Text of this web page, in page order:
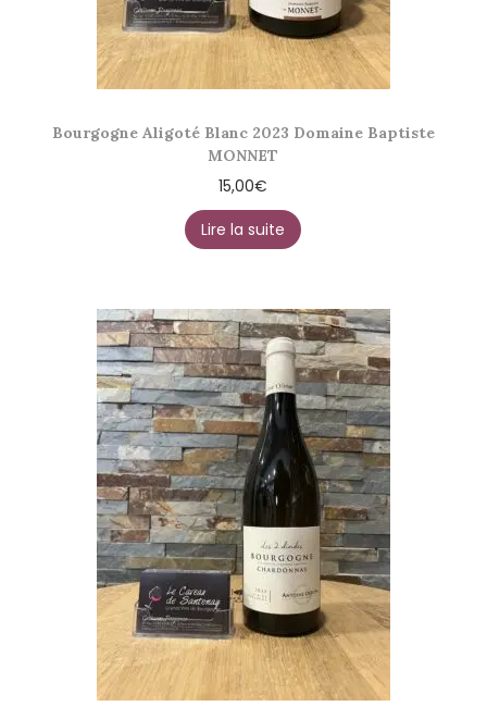
Bourgogne Aligoté Blanc 2023 Domaine Baptiste
MONNET
15,00€
Lire la suite